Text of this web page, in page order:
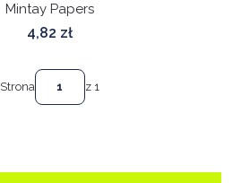
Mintay Papers
Cena
4,82 zł
Strona z 1